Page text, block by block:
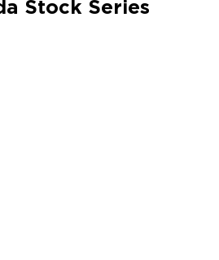
Stock Series